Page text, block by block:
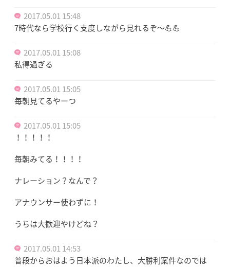
2017.05.01 15:48
7時代なら学校行く支度しながら見れるぞ～💪💪
2017.05.01 15:08
私得過ぎる
2017.05.01 15:05
毎朝見てるやーつ
2017.05.01 15:05
！！！！！
毎朝みてる！！！！
ナレーション？なんで？
アナウンサー使わずに！
うちは大歓迎やけどね？
2017.05.01 14:53
普段からおはよう日本派のわたし、大勝利案件なのでは